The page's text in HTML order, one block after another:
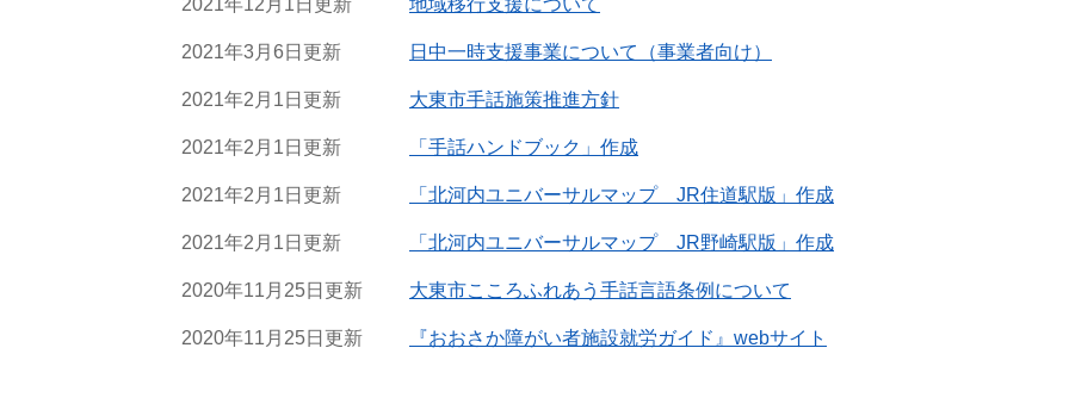
2021年12月1日更新 地域移行支援について
2021年3月6日更新 日中一時支援事業について（事業者向け）
2021年2月1日更新 大東市手話施策推進方針
2021年2月1日更新 「手話ハンドブック」作成
2021年2月1日更新 「北河内ユニバーサルマップ JR住道駅版」作成
2021年2月1日更新 「北河内ユニバーサルマップ JR野崎駅版」作成
2020年11月25日更新 大東市こころふれあう手話言語条例について
2020年11月25日更新 『おおさか障がい者施設就労ガイド』webサイト